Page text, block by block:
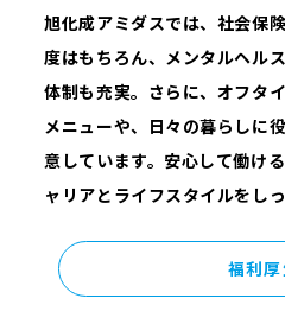
旭化成アミダスでは、社会保
度はもちろん、メンタルヘル
体制も充実。さらに、オフタ
メニューや、日々の暮らしに
意しています。安心して働け
ャリアとライフスタイルをし
福利